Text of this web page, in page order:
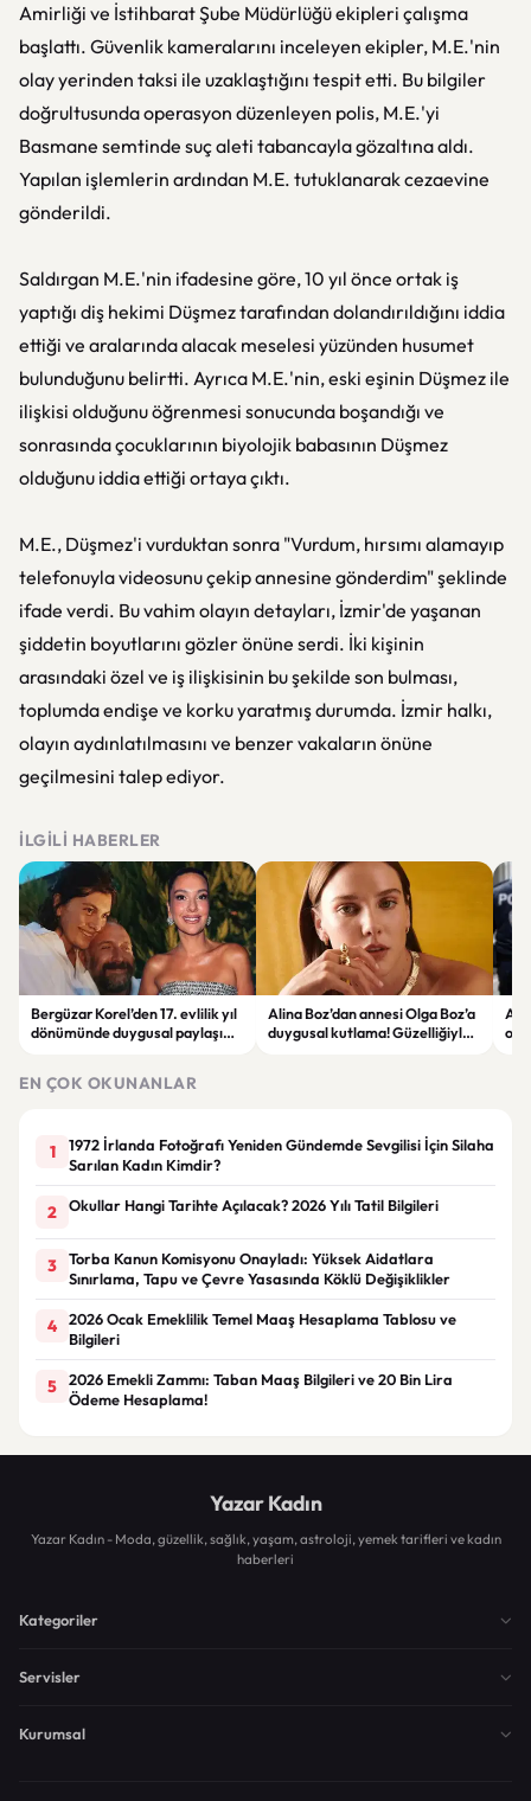
Amirliği ve İstihbarat Şube Müdürlüğü ekipleri çalışma
başlattı. Güvenlik kameralarını inceleyen ekipler, M.E.'nin
olay yerinden taksi ile uzaklaştığını tespit etti. Bu bilgiler
doğrultusunda operasyon düzenleyen polis, M.E.'yi
Basmane semtinde suç aleti tabancayla gözaltına aldı.
Yapılan işlemlerin ardından M.E. tutuklanarak cezaevine
gönderildi.
Saldırgan M.E.'nin ifadesine göre, 10 yıl önce ortak iş
yaptığı diş hekimi Düşmez tarafından dolandırıldığını iddia
ettiği ve aralarında alacak meselesi yüzünden husumet
bulunduğunu belirtti. Ayrıca M.E.'nin, eski eşinin Düşmez ile
ilişkisi olduğunu öğrenmesi sonucunda boşandığı ve
sonrasında çocuklarının biyolojik babasının Düşmez
olduğunu iddia ettiği ortaya çıktı.
M.E., Düşmez'i vurduktan sonra "Vurdum, hırsımı alamayıp
telefonuyla videosunu çekip annesine gönderdim" şeklinde
ifade verdi. Bu vahim olayın detayları, İzmir'de yaşanan
şiddetin boyutlarını gözler önüne serdi. İki kişinin
arasındaki özel ve iş ilişkisinin bu şekilde son bulması,
toplumda endişe ve korku yaratmış durumda. İzmir halkı,
olayın aydınlatılmasını ve benzer vakaların önüne
geçilmesini talep ediyor.
İLGILI HABERLER
Bergüzar Korel’den 17. evlilik yıl
dönümünde duygusal paylaşım!
Alina Boz’dan annesi Olga Boz’a
duygusal kutlama! Güzelliğiyle
EN ÇOK OKUNANLAR
1
1972 İrlanda Fotoğrafı Yeniden Gündemde Sevgilisi İçin Silaha
Sarılan Kadın Kimdir?
2 Okullar Hangi Tarihte Açılacak? 2026 Yılı Tatil Bilgileri
3
Torba Kanun Komisyonu Onayladı: Yüksek Aidatlara
Sınırlama, Tapu ve Çevre Yasasında Köklü Değişiklikler
4
2026 Ocak Emeklilik Temel Maaş Hesaplama Tablosu ve
Bilgileri
5
2026 Emekli Zammı: Taban Maaş Bilgileri ve 20 Bin Lira
Ödeme Hesaplama!
Yazar Kadın
Yazar Kadın - Moda, güzellik, sağlık, yaşam, astroloji, yemek tarifleri ve kadın
haberleri
Kategoriler
Servisler
Kurumsal